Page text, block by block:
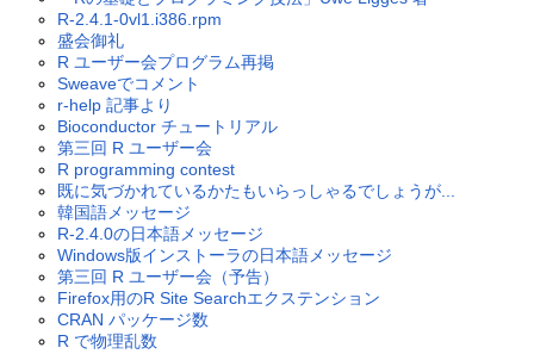
R-2.4.1-0vl1.i386.rpm
盛会御礼
R ユーザー会プログラム再掲
Sweaveでコメント
r-help 記事より
Bioconductor チュートリアル
第三回 R ユーザー会
R programming contest
既に気づかれているかたもいらっしゃるでしょうが...
韓国語メッセージ
R-2.4.0の日本語メッセージ
Windows版インストーラの日本語メッセージ
第三回 R ユーザー会（予告）
Firefox用のR Site Searchエクステンション
CRAN パッケージ数
R で物理乱数